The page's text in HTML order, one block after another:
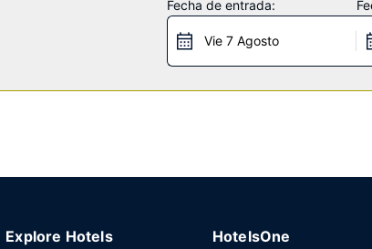
desayuno para llevar gratuito todos los días de 06:00 a
Fecha de entrada:
Vie 7 Agosto
Explore Hotels HotelsOne